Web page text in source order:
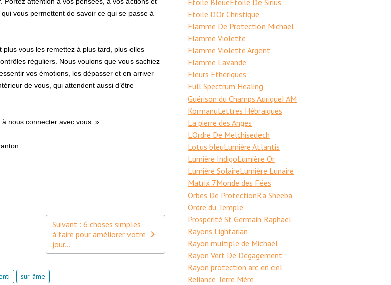
vous permettent de savoir ce qui se passe à
vous les remettez à plus tard, plus elles
réguliers. Nous voulons que vous sachiez
vos émotions, les dépasser et en arriver
de vous, qui attendent aussi d’être
nous connecter avec vous. »
Suivant : 6 choses simples
à faire pour améliorer votre
jour...
sur-âme
Etoile BleueEtoile De Sirius
Etoile D'Or Christique
Flamme De Protection Michael
Flamme Violette
Flamme Violette Argent
Flamme Lavande
Fleurs Ethériques
Full Spectrum Healing
Guérison du Champs AuriqueI AM
KormanuLettres Hébraiques
La pierre des Anges
L'Ordre De Melchisedech
Lotus bleuLumière Atlantis
Lumière IndigoLumière Or
Lumière SolaireLumière Lunaire
Matrix 7Monde des Fées
Orbes De ProtectionRa Sheeba
Ordre du Temple
Prospérité St Germain Raphaël
Rayons Lightarian
Rayon multiple de Michael
Rayon Vert De Dégagement
Rayon protection arc en ciel
Reliance Terre Mère